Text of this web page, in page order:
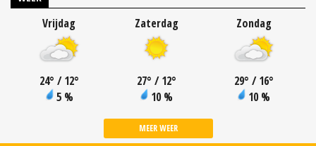
Vrijdag
24° / 12°
5 %
Zaterdag
27° / 12°
10 %
Zondag
29° / 16°
10 %
MEER WEER